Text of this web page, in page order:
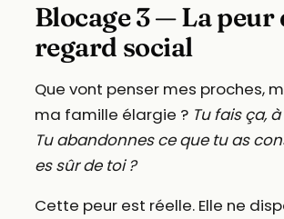
Blocage 3 — La peur
regard social
Que vont penser mes proches,
ma famille élargie ? Tu fais ça,
Tu abandonnes ce que tu as
es sûr de toi ?
Cette peur est réelle. Elle ne